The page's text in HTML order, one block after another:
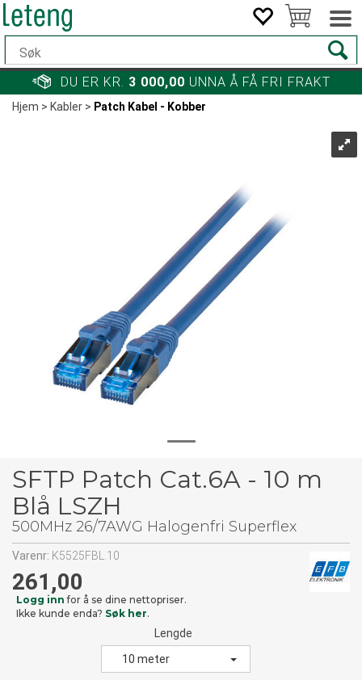
DU ER KR. 3 000,00 UNNA Å FÅ FRI FRAKT
Hjem>Kabler> Patch Kabel - Kobber
SFTP Patch Cat.6A - 10 m
Blå LSZH
500MHz 26/7AWG Halogenfri Superflex
Varenr: K5525FBL.10
261,00
Logg inn for å se dine nettopriser.
Ikke kunde enda? Søk her.
Lengde
10 meter